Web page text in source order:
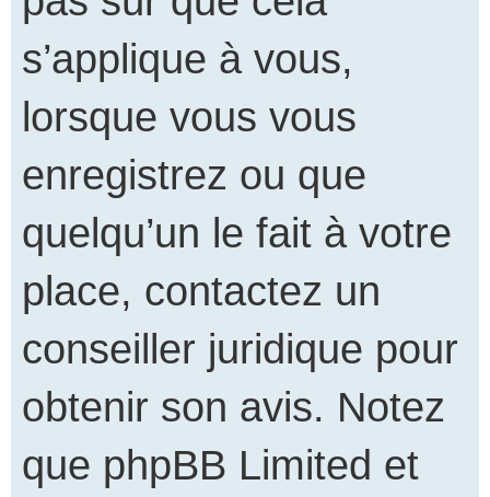
s’applique à vous,
lorsque vous vous
enregistrez ou que
quelqu’un le fait à votre
place, contactez un
conseiller juridique pour
obtenir son avis. Notez
que phpBB Limited et